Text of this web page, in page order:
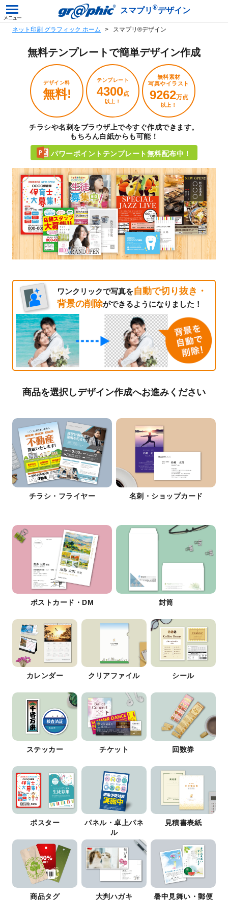
スマプリ ®デザイン
ネット印刷 グラフィック ホーム スマプリ®デザイン
無料テンプレートで簡単デザイン作成
デザイン料
無料!
テンプレート
4300点
以上！
無料素材
写真やイラスト
9262万点
以上！
チラシや名刺をブラウザ上で今すぐ作成できます。
もちろん白紙からも可能！
パワーポイントテンプレート無料配布中！
ワンクリックで写真を自動で切り抜き・
背景の削除ができるようになりました！
商品を選択しデザイン作成へお進みください
チラシ・フライヤー 名刺・ショップカード
ポストカード・DM 封筒
カレンダー クリアファイル シール
ステッカー チケット 回数券
ポスター
パネル・卓上パネ
ル
見積書表紙
商品タグ 大判ハガキ
暑中見舞い・郵便